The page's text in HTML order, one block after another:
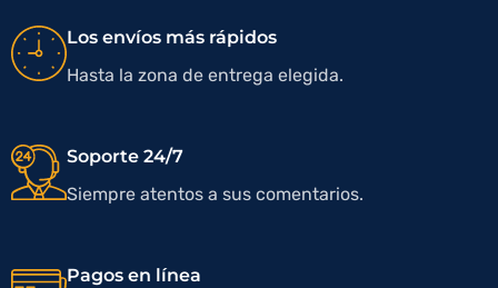
Los envíos más rápidos
Hasta la zona de entrega elegida.
Soporte 24/7
Siempre atentos a sus comentarios.
Pagos en línea